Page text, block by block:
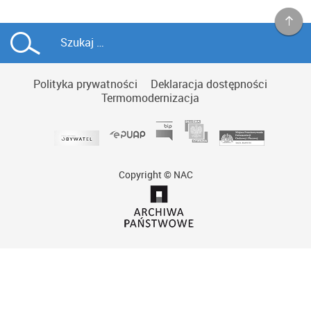
Polityka prywatności
Deklaracja dostępności
Termomodernizacja
Copyright © NAC